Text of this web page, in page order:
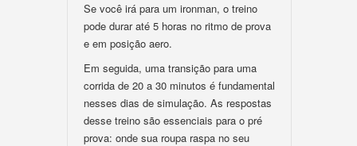
Se você irá para um ironman, o treino
pode durar até 5 horas no ritmo de prova
e em posição aero.
Em seguida, uma transição para uma
corrida de 20 a 30 minutos é fundamental
nesses dias de simulação. As respostas
desse treino são essenciais para o pré
prova: onde sua roupa raspa no seu